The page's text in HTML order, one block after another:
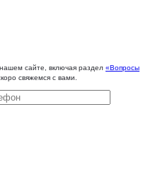
сайте, включая раздел «Вопросы
свяжемся с вами.